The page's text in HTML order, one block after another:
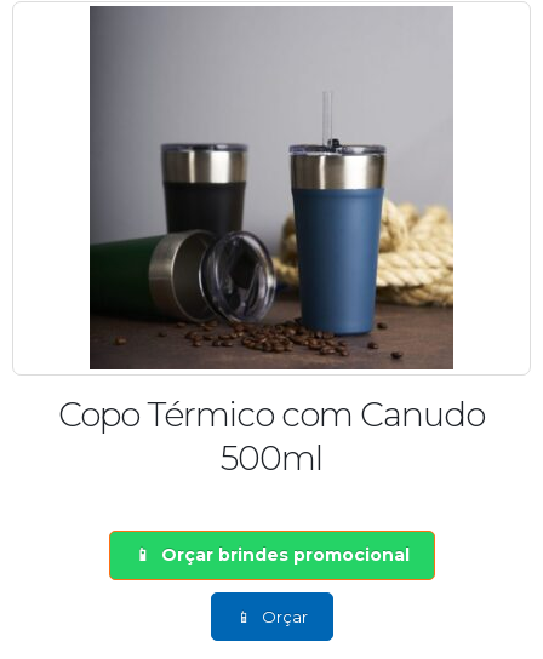
Copo Térmico com Canudo
500ml
Orçar brindes promocional
Orçar